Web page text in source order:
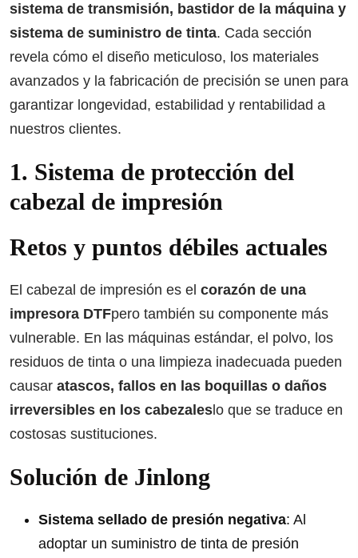
sistema de transmisión, bastidor de la máquina y
sistema de suministro de tinta. Cada sección
revela cómo el diseño meticuloso, los materiales
avanzados y la fabricación de precisión se unen para
garantizar longevidad, estabilidad y rentabilidad a
nuestros clientes.
1. Sistema de protección del
cabezal de impresión
Retos y puntos débiles actuales
El cabezal de impresión es el corazón de una
impresora DTFpero también su componente más
vulnerable. En las máquinas estándar, el polvo, los
residuos de tinta o una limpieza inadecuada pueden
causar atascos, fallos en las boquillas o daños
irreversibles en los cabezales lo que se traduce en
costosas sustituciones.
Solución de Jinlong
Sistema sellado de presión negativa: Al
adoptar un suministro de tinta de presión